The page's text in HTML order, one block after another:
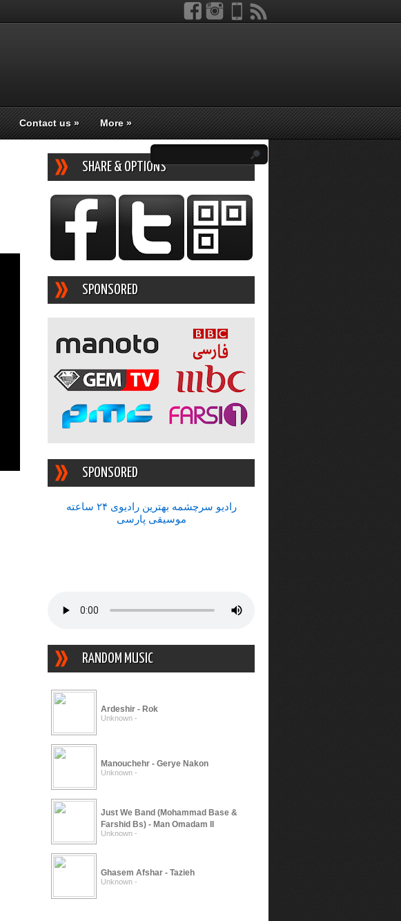
Contact us» More»
SHARE & OPTIONS
SPONSORED
SPONSORED
رادیو سرچشمه بهترین رادیوی ۲۴ ساعته
موسیقی پارسی
RANDOM MUSIC
Ardeshir - Rok
Unknown -
Manouchehr - Gerye Nakon
Unknown -
Just We Band (Mohammad Base &
Farshid Bs) - Man Omadam II
Unknown -
Ghasem Afshar - Tazieh
Unknown -